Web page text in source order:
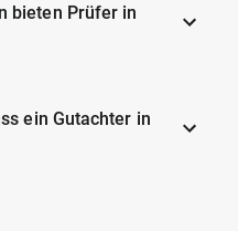
bieten Prüfer in
ein Gutachter in